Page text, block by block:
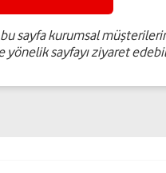
bu sayfa kurumsal
sayfayı ziyaret